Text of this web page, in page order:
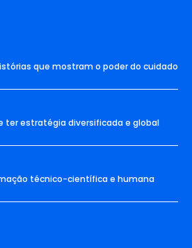
que mostram o poder do cuidado
ter estratégia diversificada e global
técnico-científica e humana